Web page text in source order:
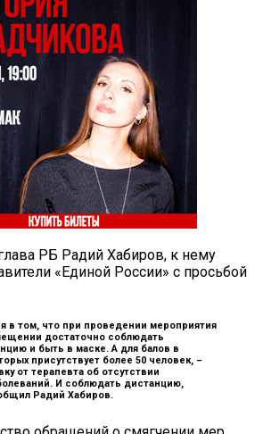
РБ Радий Хабиров, к нему
«Единой России» с просьбой
в том, что при проведении мероприятия
достаточно соблюдать
и быть в маске. А для балов в
присутствует более 50 человек, –
от терапевта об отсутствии
И соблюдать дистанцию,
Радий Хабиров.